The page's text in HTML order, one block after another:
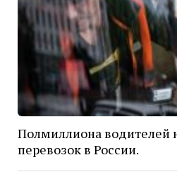
Полмиллиона водителей
перевозок в России.